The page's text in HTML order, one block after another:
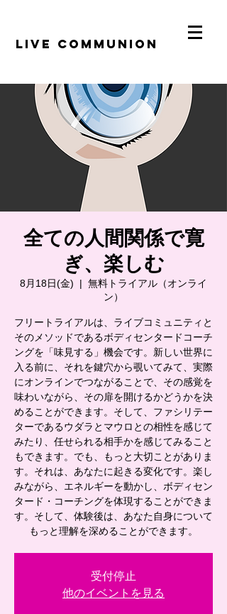
​LiVE COMMUNION
全ての人間関係で寛
ぎ、楽しむ
8月18日(金)
  |
無料トライアル（オンライ
ン）
フリートライアルは、ライブコミュニティと
そのメソッドであるボディセンタードコーチ
ングを「味見する」機会です。新しい世界に
入る前に、それを鍵穴から覗いてみて、実際
にオンラインでつながることで、その感覚を
味わいながら、その扉を開けるかどうかを決
めることができます。そして、ファシリテー
ターであるウダラとマウロとの相性を感じて
みたり、任せられる相手かを感じてみること
もできます。でも、もっと大切ことがありま
す。それは、あなたに起きる変化です。楽し
みながら、エネルギーを動かし、ボディセン
タード・コーチングを体現することができま
す。そして、体験後は、あなた自身について
もっと理解を深めることができます。
受付停止
他のイベントを見る